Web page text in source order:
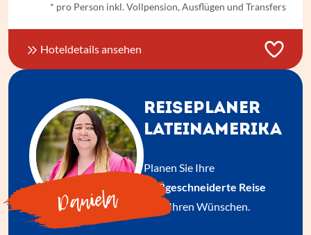
* pro Person inkl. Vollpension, Ausflügen und Transfers
Hoteldetails ansehen
Daniela
REISEPLANER
LATEINAMERIKA
Planen Sie Ihre
maßgeschneiderte Reise
nach Ihren Wünschen.